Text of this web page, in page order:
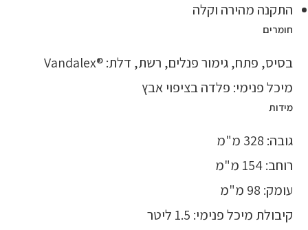
התקנה מהירה וקלה
חומרים
בסיס, פתח, גימור פנלים, רשת, דלת: ®Vandalex
מיכל פנימי: פלדה בציפוי אבץ
מידות
גובה: 328 מ"מ
רוחב: 154 מ"מ
עומק: 98 מ"מ
קיבולת מיכל פנימי: 1.5 ליטר